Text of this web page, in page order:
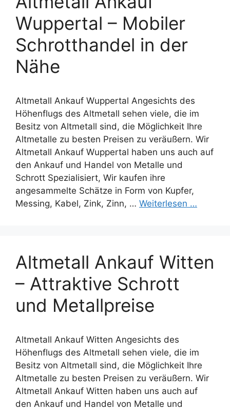
Wuppertal – Mobiler
Schrotthandel in der
Nähe
Altmetall Ankauf Wuppertal Angesichts des
Höhenflugs des Altmetall sehen viele, die im
Besitz von Altmetall sind, die Möglichkeit Ihre
Altmetalle zu besten Preisen zu veräußern. Wir
Altmetall Ankauf Wuppertal haben uns auch auf
den Ankauf und Handel von Metalle und
Schrott Spezialisiert, Wir kaufen ihre
angesammelte Schätze in Form von Kupfer,
Messing, Kabel, Zink, Zinn, … Weiterlesen …
Altmetall Ankauf Witten
– Attraktive Schrott
und Metallpreise
Altmetall Ankauf Witten Angesichts des
Höhenflugs des Altmetall sehen viele, die im
Besitz von Altmetall sind, die Möglichkeit Ihre
Altmetalle zu besten Preisen zu veräußern. Wir
Altmetall Ankauf Witten haben uns auch auf
den Ankauf und Handel von Metalle und